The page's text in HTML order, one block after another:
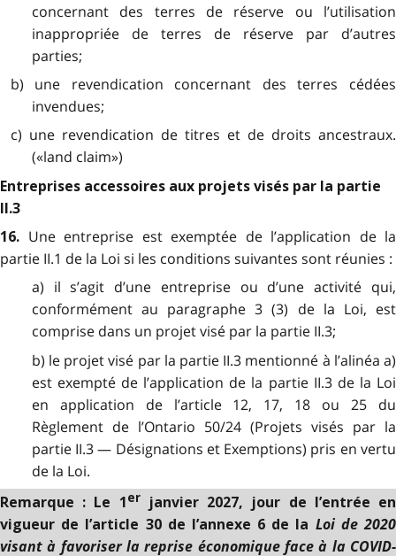
concernant des terres de réserve ou l’utilisation
inappropriée de terres de réserve par d’autres
parties;
b) une revendication concernant des terres cédées
invendues;
c) une revendication de titres et de droits ancestraux.
(«land claim»)
Entreprises accessoires aux projets visés par la partie
II.3
16. Une entreprise est exemptée de l’application de la
partie II.1 de la Loi si les conditions suivantes sont réunies :
a) il s’agit d’une entreprise ou d’une activité qui,
conformément au paragraphe 3 (3) de la Loi, est
comprise dans un projet visé par la partie II.3;
b) le projet visé par la partie II.3 mentionné à l’alinéa a)
est exempté de l’application de la partie II.3 de la Loi
en application de l’article 12, 17, 18 ou 25 du
Règlement de l’Ontario 50/24 (Projets visés par la
partie II.3 — Désignations et Exemptions) pris en vertu
de la Loi.
Remarque : Le 1 erjanvier 2027, jour de l’entrée en
vigueur de l’article 30 de l’annexe 6 de la Loi de 2020
visant à favoriser la reprise économique face à la COVID-